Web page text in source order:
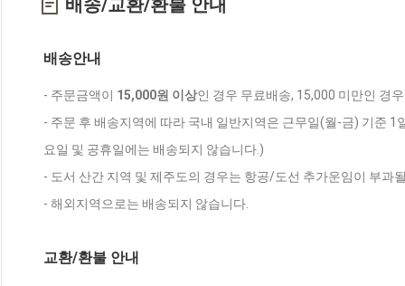
배송/교환/환불 안내
배송안내
- 주문금액이 15,000원 이상인 경우 무료배송, 15,000 미만인 경
- 주문 후 배송지역에 따라 국내 일반지역은 근무일(월-금) 기준
요일 및 공휴일에는 배송되지 않습니다.)
- 도서 산간 지역 및 제주도의 경우는 항공/도선 추가운임이 부과
- 해외지역으로는 배송되지 않습니다.
교환/환불 안내